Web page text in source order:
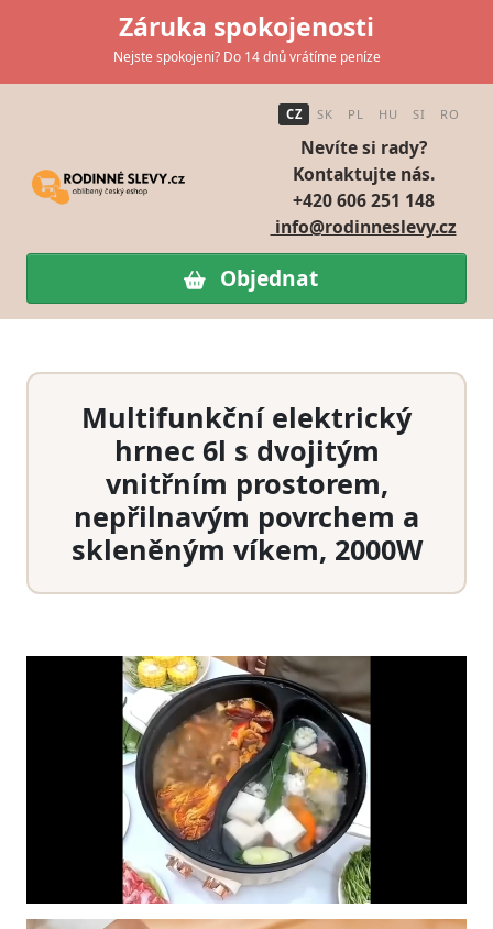
Záruka spokojenosti
Nejste spokojeni? Do 14 dnů vrátíme peníze
CZ SK PL HU SI RO
Nevíte si rady?
Kontaktujte nás.
+420 606 251 148
info@rodinneslevy.cz
Objednat
Multifunkční elektrický
hrnec 6l s dvojitým
vnitřním prostorem,
nepřilnavým povrchem a
skleněným víkem, 2000W